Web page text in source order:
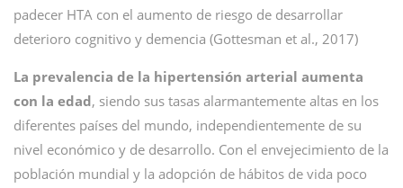
padecer HTA con el aumento de riesgo de desarrollar
deterioro cognitivo y demencia (Gottesman et al., 2017)
La prevalencia de la hipertensión arterial aumenta
con la edad, siendo sus tasas alarmantemente altas en los
diferentes países del mundo, independientemente de su
nivel económico y de desarrollo. Con el envejecimiento de la
población mundial y la adopción de hábitos de vida poco